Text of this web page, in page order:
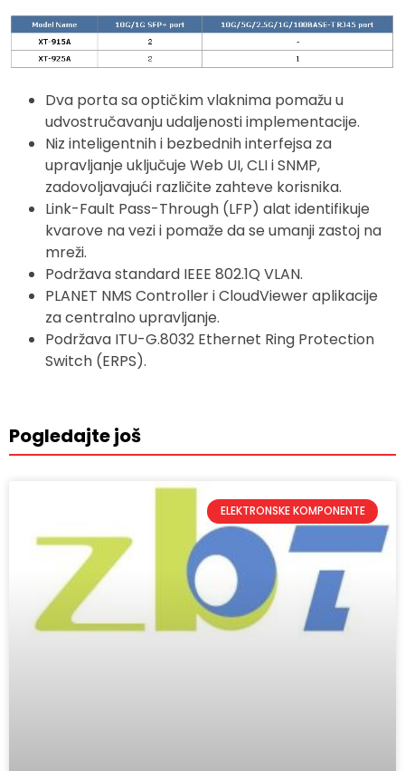
Dva porta sa optičkim vlaknima pomažu u
udvostručavanju udaljenosti implementacije.
Niz inteligentnih i bezbednih interfejsa za
upravljanje uključuje Web UI, CLI i SNMP,
zadovoljavajući različite zahteve korisnika.
Link-Fault Pass-Through (LFP) alat identifikuje
kvarove na vezi i pomaže da se umanji zastoj na
mreži.
Podržava standard IEEE 802.1Q VLAN.
PLANET NMS Controller i CloudViewer aplikacije
za centralno upravljanje.
Podržava ITU-G.8032 Ethernet Ring Protection
Switch (ERPS).
Pogledajte još
ELEKTRONSKE KOMPONENTE